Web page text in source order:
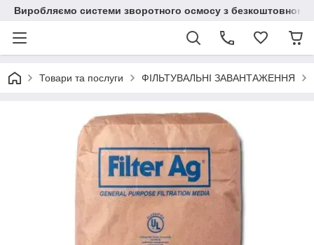
Виробляємо системи зворотного осмосу з безкоштовною
Товари та послуги ФІЛЬТУВАЛЬНІ ЗАВАНТАЖЕННЯ